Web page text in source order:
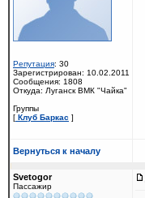
Репутация: 30
Зарегистрирован: 10.02.2011
Сообщения: 1808
Откуда: Луганск ВМК "Чайка"
Группы
[ Клуб Баркас ]
Вернуться к началу
Svetogor
Пассажир